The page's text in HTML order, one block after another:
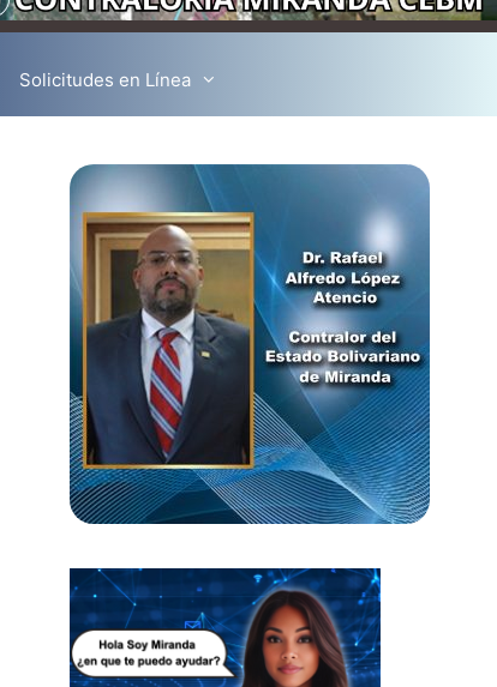
Solicitudes en Línea